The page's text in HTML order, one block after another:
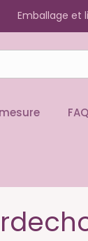
Emballage et
FAQ